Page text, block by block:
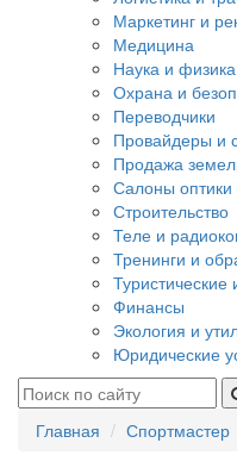
Маркетинг и
Медицина
Наука и физика
Охрана и
Переводчики
Провайдеры и
Продажа
Салоны оптики
Строительство
Теле и
Тренинги и
Финансы
Экология и
Юридические
Главная Спортмастер